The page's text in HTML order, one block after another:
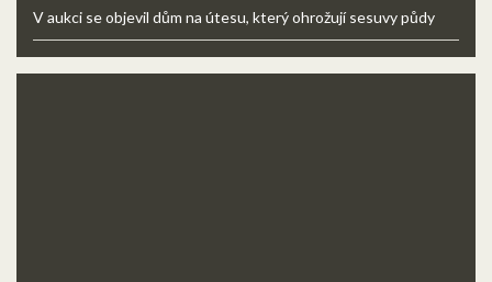
V aukci se objevil dům na útesu, který ohrožují sesuvy půdy